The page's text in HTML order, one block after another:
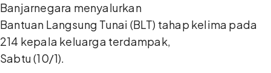
Banjarnegara menyalurkan
Bantuan Langsung Tunai (BLT) tahap kelima pada
214 kepala keluarga terdampak,
Sabtu (10/1).